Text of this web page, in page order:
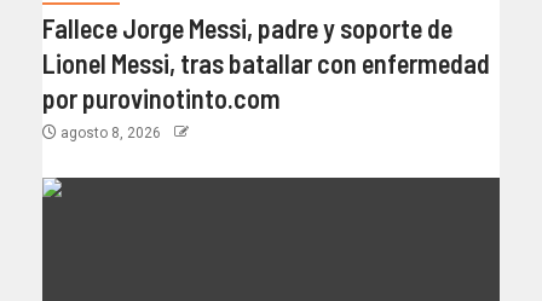
Fallece Jorge Messi, padre y soporte de
Lionel Messi, tras batallar con enfermedad
por purovinotinto.com
agosto 8, 2026